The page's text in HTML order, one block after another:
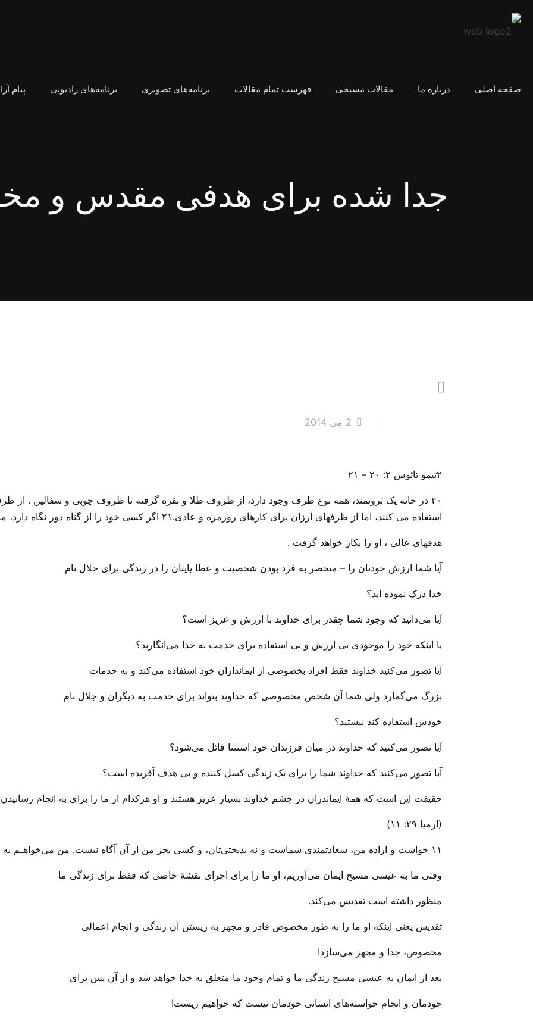
صفحه اصلی درباره ما مقالات مسیحی فهرست تمام مقالات برنامه‌های تصویری برنامه‌های رادیویی پیام
جدا شده برای هدفی‌ مقدس و
2 می 2014
۲تیمو تائوس ۲: ۲۰ – ۲۱
۲۰ در خانه یک ثروتمند، همه نوع ظرف وجود دارد، از ظروف طلا و نقره گرفته تا ظروف چوبی و سفالین . از
استفاده می کنند، اما از ظرفهای ارزان برای کارهای روزمره و عادی.۲۱ اگر کسی خود را از گناه دور نگاه دارد، مانند ظرف گرانبها خواهد بود و مسیح برای
هدفهای عالی ، او را بکار خواهد گرفت .
آیا شما ارزش خودتان را – منحصر به فرد بودن شخصیت و عطا یایتان را در زندگی‌ برای جلال نام
خدا درک نموده اید؟
آیا می‌دانید که وجود شما چقدر برای خداوند با ارزش و عزیز است؟
یا اینکه خود را موجودی بی‌ ارزش و بی‌ استفاده برای خدمت به خدا می‌‌انگارید؟
آیا تصور می‌‌کنید خداوند فقط افراد بخصوصی از ایمانداران خود استفاده می‌‌کند و به خدمات
بزرگ می‌‌گمارد ولی‌ شما آن شخص مخصوصی که خداوند بتواند برای خدمت به دیگران و جلال نام
خودش استفاده کند نیستید؟
آیا تصور می‌کنید که خداوند در میان فرزندان خود استثنا قائل می‌‌شود؟
آیا تصور می‌‌کنید که خداوند شما را برای یک زندگی‌ کسل کننده و بی‌ هدف آفریده است؟
حقیقت این است که همهٔ ایماندران در چشم خداوند بسیار عزیز هستند و او هرکدام از ما را برای به انجام
(ارمیا ۲۹: ۱۱)
۱۱ خواست‌ و اراده‌ من‌، سعادتمندی‌ شماست‌ و نه‌ بدبختی‌تان‌، و كسی‌ بجز من‌ از آن‌ آگاه‌ نیست‌. من‌ می‌خواهـم‌ به‌ شمـا امید و آینـده‌ خوبی‌ ببخشم‌.
وقتی‌ ما به ‌عیسی مسیح ایمان می‌‌آوریم، او ما را برای اجرای نقشهٔ خاصی‌ که فقط برای زندگی‌ ما
منظور داشته است تقدیس می‌‌کند.
تقدیس یعنی‌ اینکه او ما را به طور مخصوص قادر و مجهز به زیستن آن زندگی‌ و انجام اعمالی
مخصوص، جدا و مجهز می‌سازد!
بعد از ایمان به ‌عیسی مسیح زندگی‌ ما و تمام وجود ما متعلق به خدا خواهد شد و از آن پس برای
خودمان و انجام خواسته‌های انسانی‌ خودمان نیست که خواهیم زیست!